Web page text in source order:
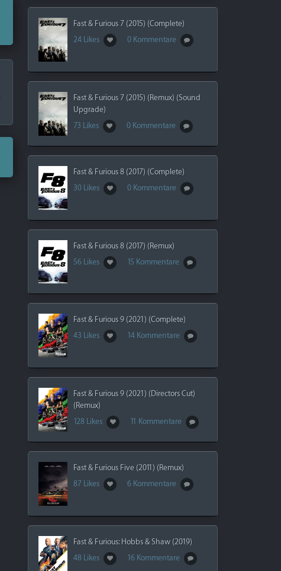
Fast & Furious 7 (2015) (Complete)
24 Likes
0 Kommentare
Fast & Furious 7 (2015) (Remux) (Sound
Upgrade)
73 Likes
0 Kommentare
Fast & Furious 8 (2017) (Complete)
30 Likes
0 Kommentare
Fast & Furious 8 (2017) (Remux)
56 Likes
15 Kommentare
Fast & Furious 9 (2021) (Complete)
43 Likes
14 Kommentare
Fast & Furious 9 (2021) (Directors Cut)
(Remux)
128 Likes
11 Kommentare
Fast & Furious Five (2011) (Remux)
87 Likes
6 Kommentare
Fast & Furious: Hobbs & Shaw (2019)
48 Likes
16 Kommentare